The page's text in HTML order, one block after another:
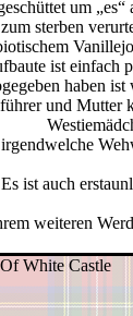
um
sterben
ist einfach
haben
und Mutter
Es ist auch
weiteren
White Castle